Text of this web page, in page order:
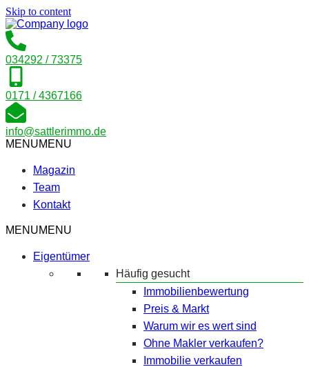
Skip to content
034292 / 73375
0171 / 4367166
info@sattlerimmo.de
MENUMENU
Magazin
Team
Kontakt
MENUMENU
Eigentümer
Häufig gesucht
Immobilienbewertung
Preis & Markt
Warum wir es wert sind
Ohne Makler verkaufen?
Immobilie verkaufen